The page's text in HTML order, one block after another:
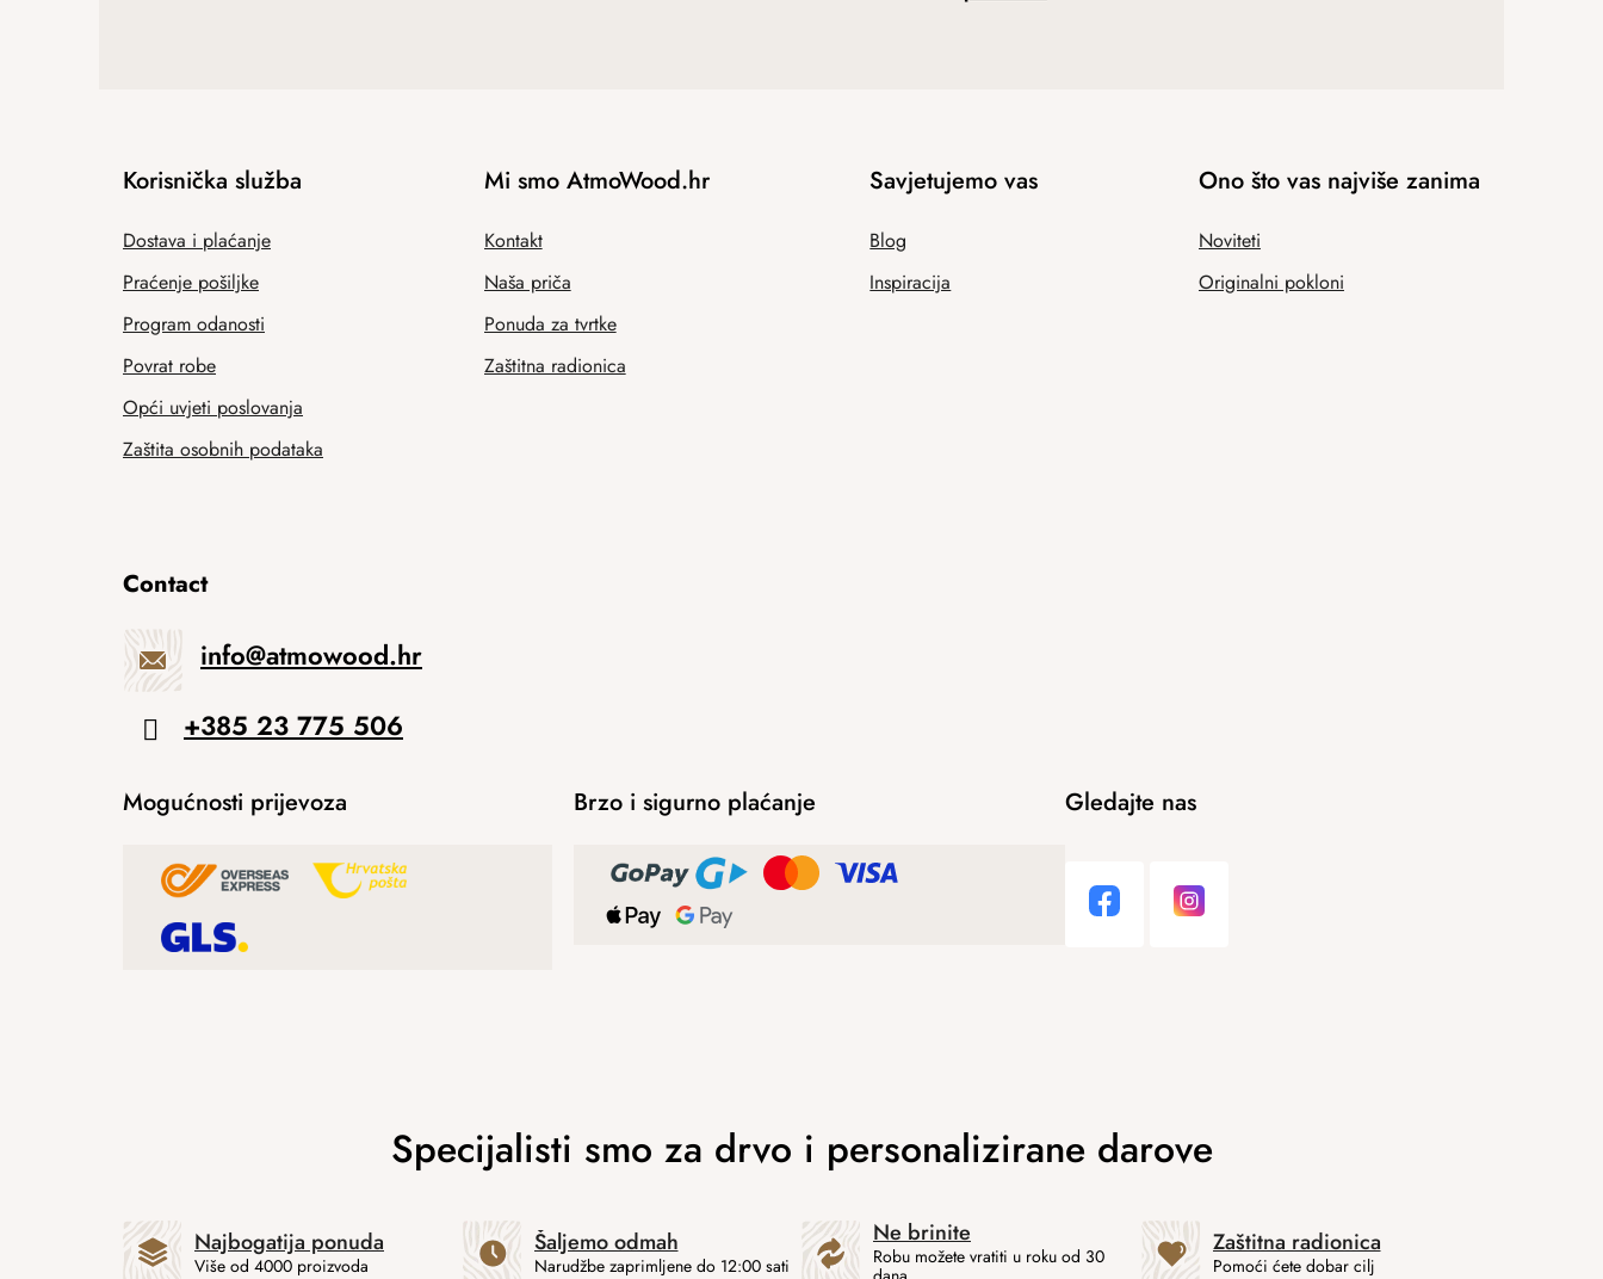
Korisnička služba
Dostava i plaćanje
Praćenje pošiljke
Program odanosti
Povrat robe
Opći uvjeti poslovanja
Zaštita osobnih podataka
Mi smo AtmoWood.hr
Kontakt
Naša priča
Ponuda za tvrtke
Zaštitna radionica
Savjetujemo vas
Blog
Inspiracija
Ono što vas najviše zanima
Noviteti
Originalni pokloni
Contact
info@atmowood.hr
+385 23 775 506
Mogućnosti prijevoza Brzo i sigurno plaćanje Gledajte nas
Najbogatija ponuda
Više od 4000 proizvoda
Šaljemo odmah
Narudžbe zaprimljene do 12:00 sati
Ne brinite
Robu možete vratiti u roku od 30
Zaštitna radionica
Pomoći ćete dobar cilj